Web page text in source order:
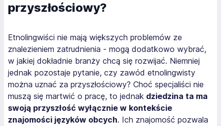
przyszłościowy?
Etnolingwiści nie mają większych problemów ze
znalezieniem zatrudnienia - mogą dodatkowo wybrać,
w jakiej dokładnie branży chcą się rozwijać. Niemniej
jednak pozostaje pytanie, czy zawód etnolingwisty
można uznać za przyszłościowy? Choć specjaliści nie
muszą się martwić o pracę, to jednak dziedzina ta ma
swoją przyszłość wyłącznie w kontekście
znajomości języków obcych. Ich znajomość pozwala